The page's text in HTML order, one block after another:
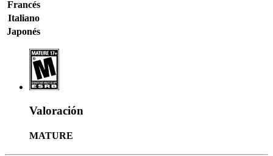
Francés
Italiano
Japonés
Valoración
MATURE